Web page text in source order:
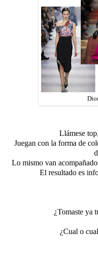
Llámese
Juegan con la forma de
Lo mismo van
El resultado es
¿Tomaste ya
¿Cual o